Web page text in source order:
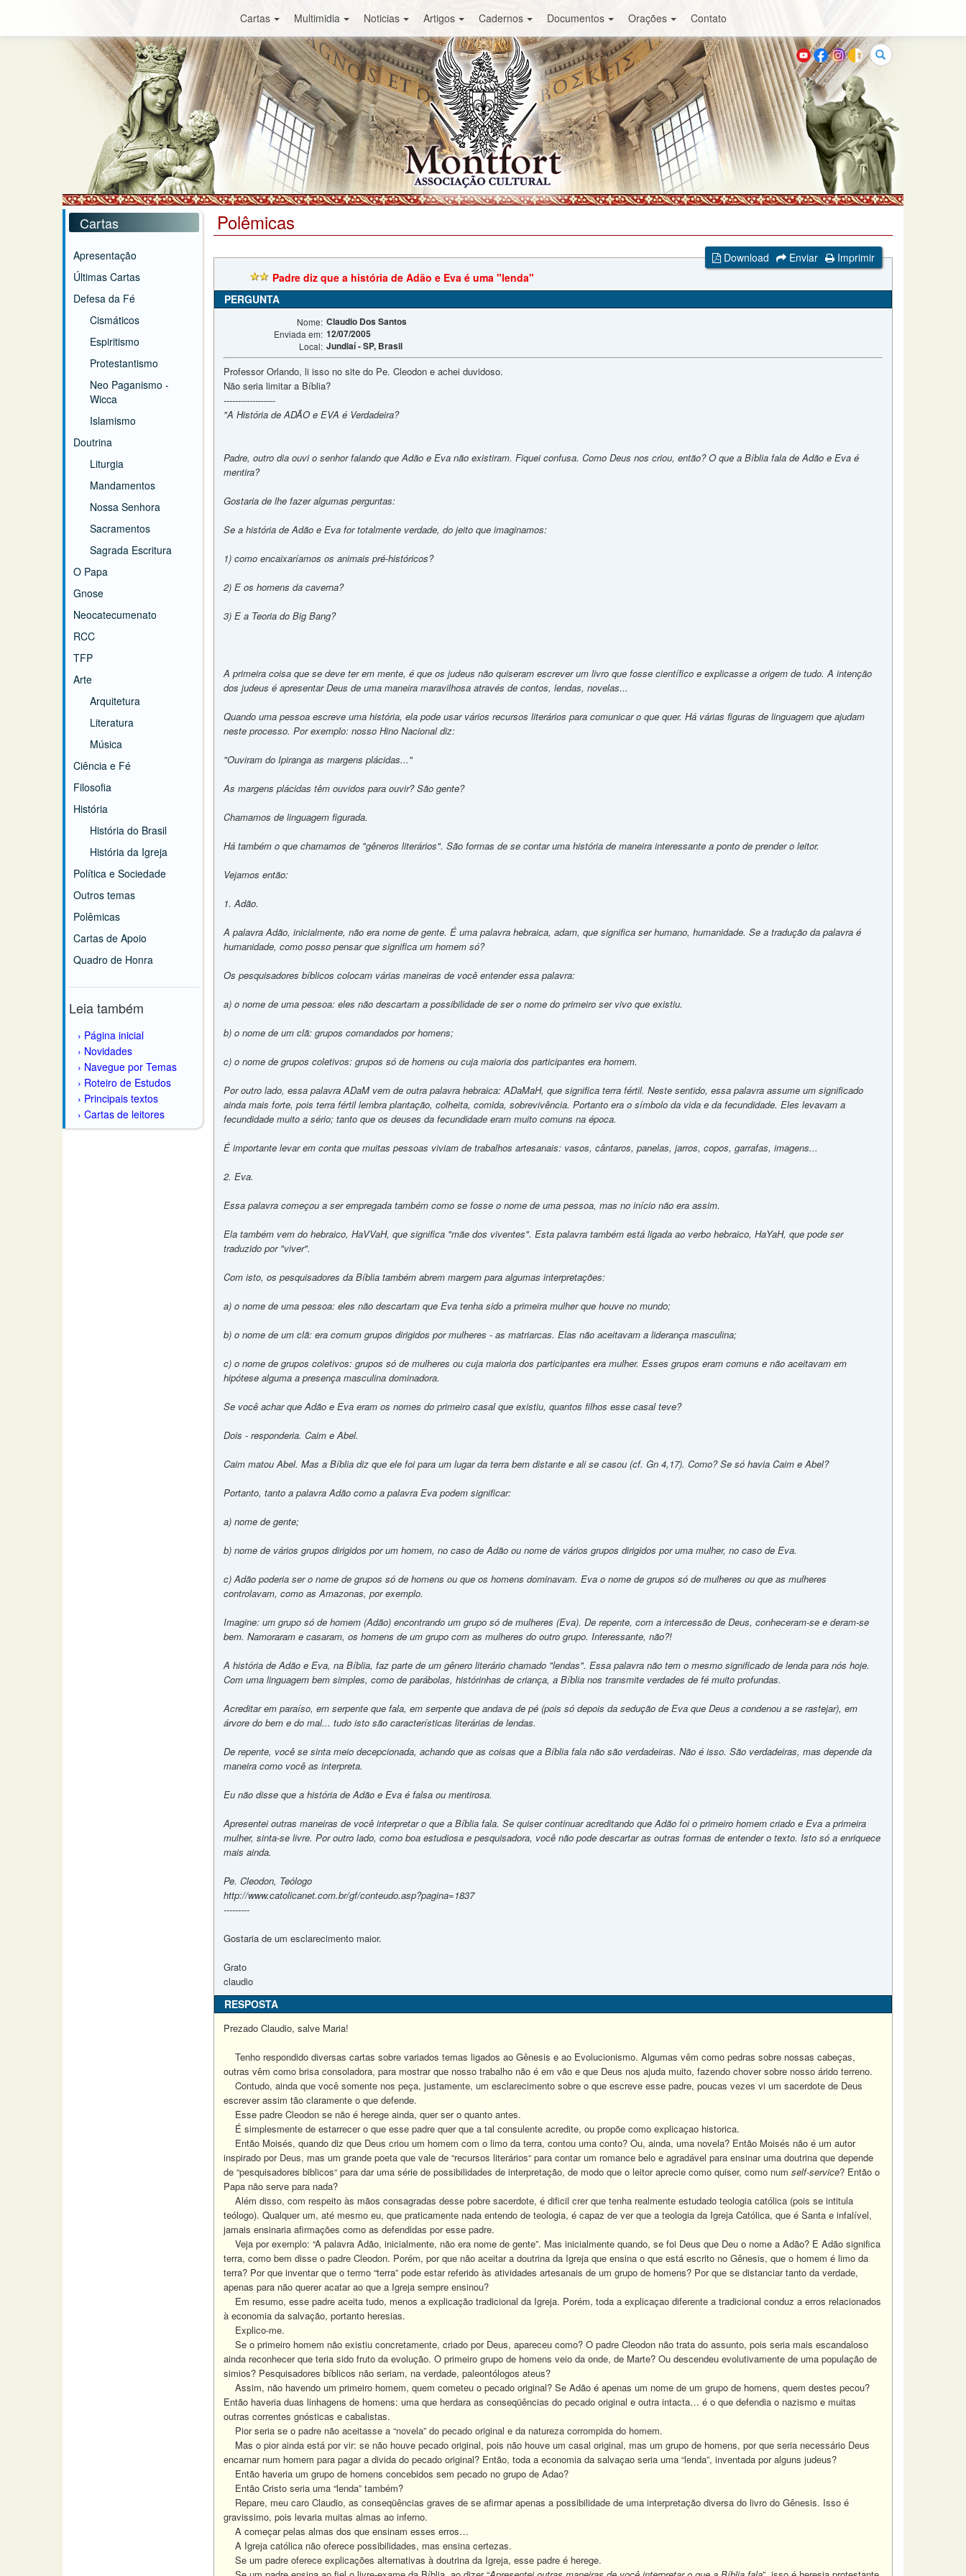
Cartas Multimidia Noticias Artigos Cadernos Documentos Orações Contato
Buscar
Cartas
Apresentação
Últimas Cartas
Defesa da Fé
Cismáticos
Espiritismo
Protestantismo
Neo Paganismo -
Wicca
Islamismo
Doutrina
Liturgia
Mandamentos
Nossa Senhora
Sacramentos
Sagrada Escritura
O Papa
Gnose
Neocatecumenato
RCC
TFP
Arte
Arquitetura
Literatura
Música
Ciência e Fé
Filosofia
História
História do Brasil
História da Igreja
Política e Sociedade
Outros temas
Polêmicas
Cartas de Apoio
Quadro de Honra
Leia também
Página inicial
Novidades
Navegue por Temas
Roteiro de Estudos
Principais textos
Cartas de leitores
Polêmicas
Download Enviar
Imprimir
Padre diz que a história de Adão e Eva é uma "lenda"
PERGUNTA
Nome: Claudio Dos Santos
Enviada em: 12/07/2005
Local: Jundiaí - SP, Brasil
Professor Orlando, li isso no site do Pe. Cleodon e achei duvidoso.
Não seria limitar a Bíblia?
------------------
"A História de ADÃO e EVA é Verdadeira?
Padre, outro dia ouvi o senhor falando que Adão e Eva não existiram. Fiquei confusa. Como Deus nos criou, então? O que a Bíblia fala de Adão e Eva é
mentira?
Gostaria de lhe fazer algumas perguntas:
Se a história de Adão e Eva for totalmente verdade, do jeito que imaginamos:
1) como encaixaríamos os animais pré-históricos?
2) E os homens da caverna?
3) E a Teoria do Big Bang?
A primeira coisa que se deve ter em mente, é que os judeus não quiseram escrever um livro que fosse científico e explicasse a origem de tudo. A intenção
dos judeus é apresentar Deus de uma maneira maravilhosa através de contos, lendas, novelas...
Quando uma pessoa escreve uma história, ela pode usar vários recursos literários para comunicar o que quer. Há várias figuras de linguagem que ajudam
neste processo. Por exemplo: nosso Hino Nacional diz:
"Ouviram do Ipiranga as margens plácidas..."
As margens plácidas têm ouvidos para ouvir? São gente?
Chamamos de linguagem figurada.
Há também o que chamamos de "gêneros literários". São formas de se contar uma história de maneira interessante a ponto de prender o leitor.
Vejamos então:
1. Adão.
A palavra Adão, inicialmente, não era nome de gente. É uma palavra hebraica, adam, que significa ser humano, humanidade. Se a tradução da palavra é
humanidade, como posso pensar que significa um homem só?
Os pesquisadores bíblicos colocam várias maneiras de você entender essa palavra:
a) o nome de uma pessoa: eles não descartam a possibilidade de ser o nome do primeiro ser vivo que existiu.
b) o nome de um clã: grupos comandados por homens;
c) o nome de grupos coletivos: grupos só de homens ou cuja maioria dos participantes era homem.
Por outro lado, essa palavra ADaM vem de outra palavra hebraica: ADaMaH, que significa terra fértil. Neste sentido, essa palavra assume um significado
ainda mais forte, pois terra fértil lembra plantação, colheita, comida, sobrevivência. Portanto era o símbolo da vida e da fecundidade. Eles levavam a
fecundidade muito a sério; tanto que os deuses da fecundidade eram muito comuns na época.
É importante levar em conta que muitas pessoas viviam de trabalhos artesanais: vasos, cântaros, panelas, jarros, copos, garrafas, imagens...
2. Eva.
Essa palavra começou a ser empregada também como se fosse o nome de uma pessoa, mas no início não era assim.
Ela também vem do hebraico, HaVVaH, que significa "mãe dos viventes". Esta palavra também está ligada ao verbo hebraico, HaYaH, que pode ser
traduzido por "viver".
Com isto, os pesquisadores da Bíblia também abrem margem para algumas interpretações:
a) o nome de uma pessoa: eles não descartam que Eva tenha sido a primeira mulher que houve no mundo;
b) o nome de um clã: era comum grupos dirigidos por mulheres - as matriarcas. Elas não aceitavam a liderança masculina;
c) o nome de grupos coletivos: grupos só de mulheres ou cuja maioria dos participantes era mulher. Esses grupos eram comuns e não aceitavam em
hipótese alguma a presença masculina dominadora.
Se você achar que Adão e Eva eram os nomes do primeiro casal que existiu, quantos filhos esse casal teve?
Dois - responderia. Caim e Abel.
Caim matou Abel. Mas a Bíblia diz que ele foi para um lugar da terra bem distante e ali se casou (cf. Gn 4,17). Como? Se só havia Caim e Abel?
Portanto, tanto a palavra Adão como a palavra Eva podem significar:
a) nome de gente;
b) nome de vários grupos dirigidos por um homem, no caso de Adão ou nome de vários grupos dirigidos por uma mulher, no caso de Eva.
c) Adão poderia ser o nome de grupos só de homens ou que os homens dominavam. Eva o nome de grupos só de mulheres ou que as mulheres
controlavam, como as Amazonas, por exemplo.
Imagine: um grupo só de homem (Adão) encontrando um grupo só de mulheres (Eva). De repente, com a intercessão de Deus, conheceram-se e deram-se
bem. Namoraram e casaram, os homens de um grupo com as mulheres do outro grupo. Interessante, não?!
A história de Adão e Eva, na Bíblia, faz parte de um gênero literário chamado "lendas". Essa palavra não tem o mesmo significado de lenda para nós hoje.
Com uma linguagem bem simples, como de parábolas, histórinhas de criança, a Bíblia nos transmite verdades de fé muito profundas.
Acreditar em paraíso, em serpente que fala, em serpente que andava de pé (pois só depois da sedução de Eva que Deus a condenou a se rastejar), em
árvore do bem e do mal... tudo isto são características literárias de lendas.
De repente, você se sinta meio decepcionada, achando que as coisas que a Bíblia fala não são verdadeiras. Não é isso. São verdadeiras, mas depende da
maneira como você as interpreta.
Eu não disse que a história de Adão e Eva é falsa ou mentirosa.
Apresentei outras maneiras de você interpretar o que a Bíblia fala. Se quiser continuar acreditando que Adão foi o primeiro homem criado e Eva a primeira
mulher, sinta-se livre. Por outro lado, como boa estudiosa e pesquisadora, você não pode descartar as outras formas de entender o texto. Isto só a enriquece
mais ainda.
Pe. Cleodon, Teólogo
http://www.catolicanet.com.br/gf/conteudo.asp?pagina=1837
---------
Gostaria de um esclarecimento maior.
Grato
claudio
RESPOSTA
Prezado Claudio, salve Maria!
Tenho respondido diversas cartas sobre variados temas ligados ao Gênesis e ao Evolucionismo. Algumas vêm como pedras sobre nossas cabeças,
outras vêm como brisa consoladora, para mostrar que nosso trabalho não é em vão e que Deus nos ajuda muito, fazendo chover sobre nosso árido terreno.
Contudo, ainda que você somente nos peça, justamente, um esclarecimento sobre o que escreve esse padre, poucas vezes vi um sacerdote de Deus
escrever assim tão claramente o que defende.
Esse padre Cleodon se não é herege ainda, quer ser o quanto antes.
É simplesmente de estarrecer o que esse padre quer que a tal consulente acredite, ou propõe como explicaçao historica.
Então Moisés, quando diz que Deus criou um homem com o limo da terra, contou uma conto? Ou, ainda, uma novela? Então Moisés não é um autor
inspirado por Deus, mas um grande poeta que vale de “recursos literários“ para contar um romance belo e agradável para ensinar uma doutrina que depende
de “pesquisadores biblicos“ para dar uma série de possibilidades de interpretação, de modo que o leitor aprecie como quiser, como num self-service? Então o
Papa não serve para nada?
Além disso, com respeito às mãos consagradas desse pobre sacerdote, é dificil crer que tenha realmente estudado teologia católica (pois se intitula
teólogo). Qualquer um, até mesmo eu, que praticamente nada entendo de teologia, é capaz de ver que a teologia da Igreja Católica, que é Santa e infalível,
jamais ensinaria afirmações como as defendidas por esse padre.
Veja por exemplo: “A palavra Adão, inicialmente, não era nome de gente”. Mas inicialmente quando, se foi Deus que Deu o nome a Adão? E Adão significa
terra, como bem disse o padre Cleodon. Porém, por que não aceitar a doutrina da Igreja que ensina o que está escrito no Gênesis, que o homem é limo da
terra? Por que inventar que o termo “terra” pode estar referido às atividades artesanais de um grupo de homens? Por que se distanciar tanto da verdade,
apenas para não querer acatar ao que a Igreja sempre ensinou?
Em resumo, esse padre aceita tudo, menos a explicação tradicional da Igreja. Porém, toda a explicaçao diferente a tradicional conduz a erros relacionados
à economia da salvação, portanto heresias.
Explico-me.
Se o primeiro homem não existiu concretamente, criado por Deus, apareceu como? O padre Cleodon não trata do assunto, pois seria mais escandaloso
ainda reconhecer que teria sido fruto da evolução. O primeiro grupo de homens veio da onde, de Marte? Ou descendeu evolutivamente de uma população de
simios? Pesquisadores bíblicos não seriam, na verdade, paleontólogos ateus?
Assim, não havendo um primeiro homem, quem cometeu o pecado original? Se Adão é apenas um nome de um grupo de homens, quem destes pecou?
Então haveria duas linhagens de homens: uma que herdara as conseqüências do pecado original e outra intacta… é o que defendia o nazismo e muitas
outras correntes gnósticas e cabalistas.
Pior seria se o padre não aceitasse a “novela” do pecado original e da natureza corrompida do homem.
Mas o pior ainda está por vir: se não houve pecado original, pois não houve um casal original, mas um grupo de homens, por que seria necessário Deus
encarnar num homem para pagar a divida do pecado original? Então, toda a economia da salvaçao seria uma “lenda”, inventada por alguns judeus?
Então haveria um grupo de homens concebidos sem pecado no grupo de Adao?
Então Cristo seria uma “lenda” também?
Repare, meu caro Claudio, as conseqüências graves de se afirmar apenas a possibilidade de uma interpretação diversa do livro do Gênesis. Isso é
gravissimo, pois levaria muitas almas ao inferno.
A começar pelas almas dos que ensinam esses erros…
A Igreja católica não oferece possibilidades, mas ensina certezas.
Se um padre oferece explicações alternativas à doutrina da Igreja, esse padre é herege.